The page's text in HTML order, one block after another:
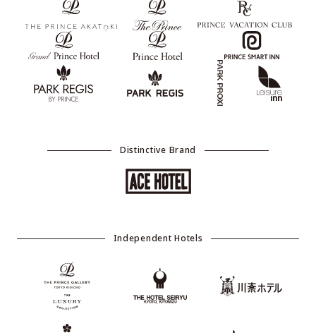
Distinctive Brand
Independent Hotels